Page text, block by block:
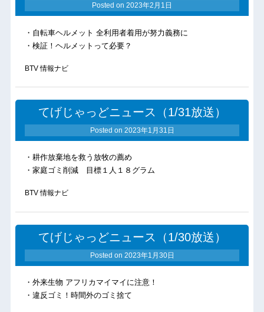
Posted on 2023年2月1日
・自転車ヘルメット 全利用者着用が努力義務に
・検証！ヘルメットって必要？
BTV 情報ナビ
てげじゃっどニュース（1/31放送）
Posted on 2023年1月31日
・耕作放棄地を救う放牧の薦め
・家庭ゴミ削減 目標１人１８グラム
BTV 情報ナビ
てげじゃっどニュース（1/30放送）
Posted on 2023年1月30日
・外来生物 アフリカマイマイに注意！
・違反ゴミ！時間外のゴミ捨て